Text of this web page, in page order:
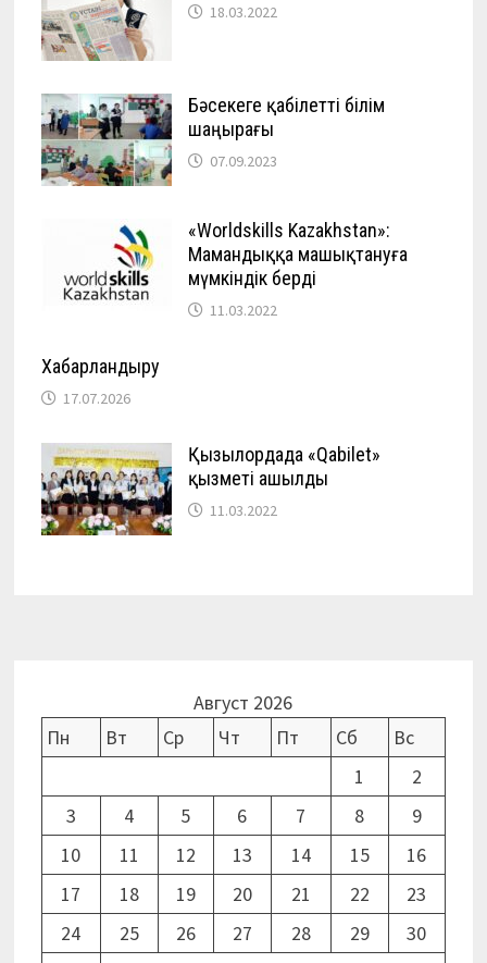
18.03.2022
Бәсекеге қабілетті білім
шаңырағы
07.09.2023
«Worldskills Kazakhstan»:
Мамандыққа машықтануға
мүмкіндік берді
11.03.2022
Хабарландыру
17.07.2026
Қызылордада «Qabilet»
қызметі ашылды
11.03.2022
Август 2026
Пн
Вт Ср Чт Пт Сб
Вс
1
2
3
4 5 6 7 8
9
10
11 12 13 14 15
16
17
18 19 20 21 22
23
24
25 26 27 28 29
30